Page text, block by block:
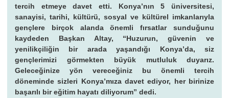
tercih etmeye davet etti. Konya’nın 5 üniversitesi,
sanayisi, tarihi, kültürü, sosyal ve kültürel imkanlarıyla
gençlere birçok alanda önemli fırsatlar sunduğunu
kaydeden Başkan Altay, “Huzurun, güvenin ve
yenilikçiliğin bir arada yaşandığı Konya’da, siz
gençlerimizi görmekten büyük mutluluk duyarız.
Geleceğinize yön vereceğiniz bu önemli tercih
döneminde sizleri Konya’mıza davet ediyor, her birinize
başarılı bir eğitim hayatı diliyorum” dedi.